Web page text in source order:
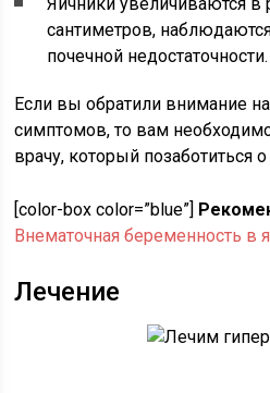
Яичники увеличиваются в
сантиметров,
почечной недостаточности.
Если вы обратили внимание
симптомов, то вам
врачу, который позаботиться
[color-box color=”blue”]
Внематочная беременность в
Лечение